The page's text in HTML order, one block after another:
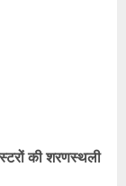
की शरणस्थली